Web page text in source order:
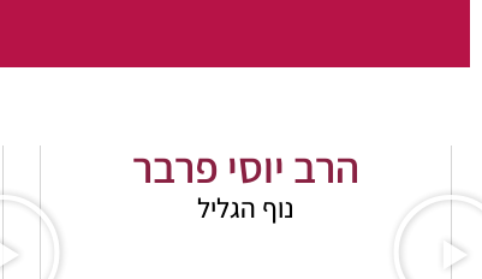
הרב יוסי פרבר
נוף הגליל